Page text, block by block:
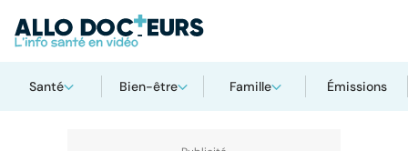
Santé Bien-être Famille Émissions